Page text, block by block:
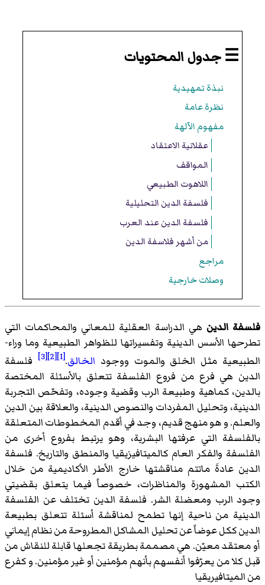
☰ جدول المحتويات
نبذة تمهيدية
نظرة عامة
مفهوم الآلهة
عقلانية الاعتقاد
المواقف
اللاهوت الطبيعي
فلسفة الدين التحليلية
فلسفة الدين عند العرب
من أشهر فلاسفة الدين
مراجع
وصلات خارجية
فلسفة الدين هي الدراسة العقلية للمعاني والمحاكمات التي
تطرحها الأسس الدينية وتفسيراتها للظواهر الطبيعية وما وراء-
الطبيعية مثل الخلق والموت ووجود الخالق.
[1]
[2]
[3]
فلسفة
الدين هي فرع من فروع الفلسفة تتعلق بالأسئلة المختصة
بالدين، كماهية وطبيعة الرب وقضية وجوده، وتفحّص التجربة
الدينية، وتحليل المفردات والنصوص الدينية، والعلاقة بين الدين
والعلم. و هو منهج قديم، وجد في أقدم المخطوطات المتعلقة
بالفلسفة التي عرفتها البشرية، وهو يرتبط بفروع أخرى من
الفلسفة والفكر العام كالميتافيزيقيا والمنطق والتاريخ. فلسفة
الدين عادةَ ماتتم مناقشتها خارج الأطر الأكاديمية من خلال
الكتب المشهورة والمناظرات، خصوصاً فيما يتعلق بقضيتي
وجود الرب ومعضلة الشر. فلسفة الدين تختلف عن الفلسفة
الدينية من ناحية إنها تطمح لمناقشة أسئلة تتعلق بطبيعة
الدين ككل عوضاً عن تحليل المشاكل المطروحة من نظام إيماني
أو معتقد معيّن. هي مصممة بطريقة تجعلها قابلة للنقاش من
قبل كلا من يعرّفوا أنفسهم بأنهم مؤمنين أو غير مؤمنين. و كفرع
من الميتافيريقيا